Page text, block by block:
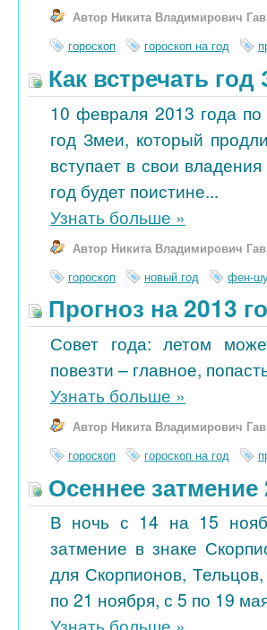
Автор Никита Владимирович
гороскоп
гороскоп на год
Как встречать
10 февраля 2013 года по
год Змеи, который
вступает в свои
год будет поистине...
Узнать больше »
Автор Никита Владимирович
гороскоп
новый год фен-
Прогноз на 2013
Совет года: летом
повезти – главное,
Узнать больше »
Автор Никита Владимирович
гороскоп
гороскоп на год
Осеннее затмение
В ночь с 14 на 15
затмение в знаке
для Скорпионов,
по 21 ноября, с 5 по 19